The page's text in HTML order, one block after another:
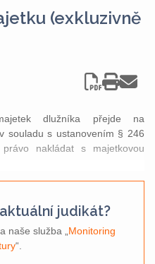
(exkluzivně
dlužníka přejde na
souladu s ustanovením § 246
nakládat s majetkovou
judikát?
naše služba „ Monitoring
“.